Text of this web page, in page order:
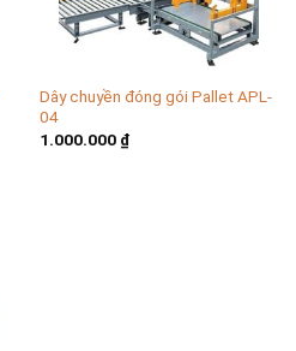
Dây chuyền đóng gói Pallet APL-
04
1.000.000 ₫